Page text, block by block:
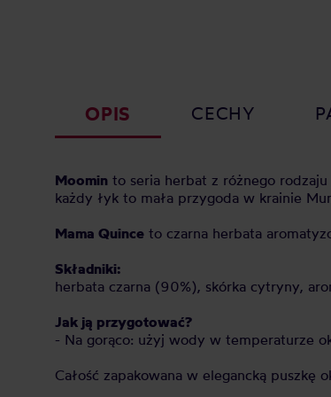
OPIS CECHY
Moomin to seria herbat z różnego
każdy łyk to mała przygoda w krainie
Mama Quince to czarna herbata
Składniki:
herbata czarna (90%), skórka cytryny,
Jak ją przygotować?
- Na gorąco: użyj wody w temperaturze
Całość zapakowana w elegancką